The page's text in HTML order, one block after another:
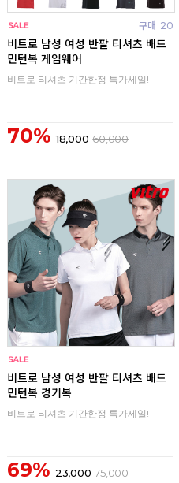
구매 20
비트로 남성 여성 반팔 티셔츠 배드
민턴복 게임웨어
비트로 티셔츠 기간한정 특가세일!
70% 18,000 60,000
비트로 남성 여성 반팔 티셔츠 배드
민턴복 경기복
비트로 티셔츠 기간한정 특가세일!
69% 23,000 75,000